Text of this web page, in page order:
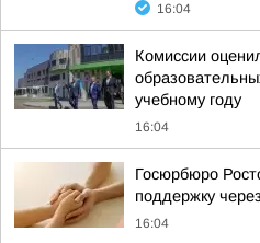
16:04
Комиссии
учебному году
16:04
Госюрбюро
поддержку
16:04